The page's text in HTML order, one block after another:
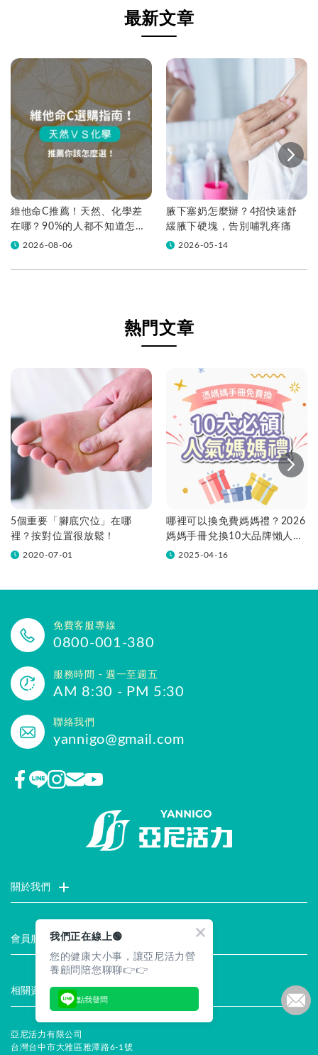
最新文章
維他命C推薦！天然、化學差
在哪？90%的人都不知道怎麼
挑！帶你一次看
2026-08-06
腋下塞奶怎麼辦？4招快速舒
緩腋下硬塊，告別哺乳疼痛
2026-05-14
熱門文章
5個重要「腳底穴位」在哪
裡？按對位置很放鬆！
2020-07-01
哪裡可以換免費媽媽禮？2026
媽媽手冊兌換10大品牌懶人包
一次看！
2025-04-16
免費客服專線
0800-001-380
服務時間 - 週一至週五
AM 8:30 - PM 5:30
聯絡我們
yannigo@gmail.com
關於我們
會員服務
最新消息 註冊會員
試用索取 服務說明
相關資訊
常見問題 隱私權聲明
企業徵才 安全保證
合作提案
亞尼活力有限公司
台灣台中市大雅區雅潭路6-1號
我們正在線上🟢
您的健康大小事，讓亞尼活力營
養顧問陪您聊聊👉👉
點我發問